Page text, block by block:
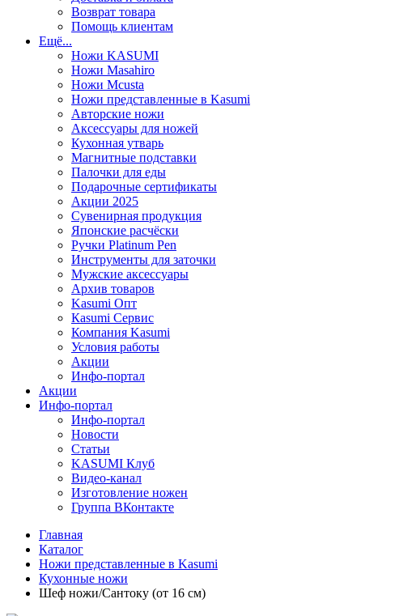
Возврат товара
Помощь клиентам
Ещё...
Ножи KASUMI
Ножи Masahiro
Ножи Mcusta
Ножи представленные в Kasumi
Авторские ножи
Аксессуары для ножей
Кухонная утварь
Магнитные подставки
Палочки для еды
Подарочные сертификаты
Акции 2025
Сувенирная продукция
Японские расчёски
Ручки Platinum Pen
Инструменты для заточки
Мужские аксессуары
Архив товаров
Kasumi Опт
Кasumi Сервис
Компания Kasumi
Условия работы
Акции
Инфо-портал
Акции
Инфо-портал
Инфо-портал
Новости
Статьи
KASUMI Клуб
Видео-канал
Изготовление ножен
Группа ВКонтакте
Главная
Каталог
Ножи представленные в Kasumi
Кухонные ножи
Шеф ножи/Сантоку (от 16 см)